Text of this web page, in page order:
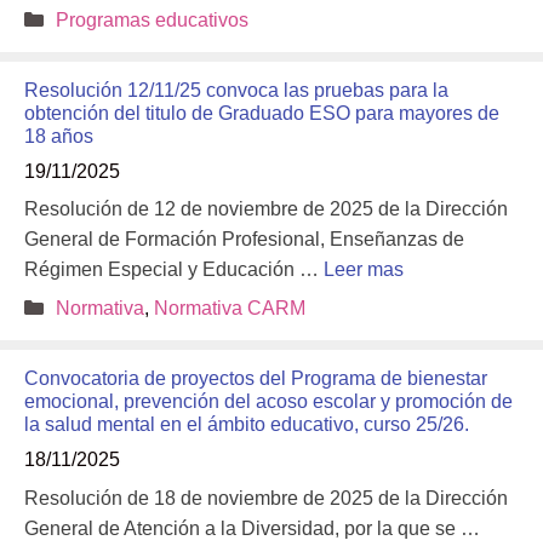
Categorías
Programas educativos
Resolución 12/11/25 convoca las pruebas para la
obtención del titulo de Graduado ESO para mayores de
18 años
19/11/2025
Resolución de 12 de noviembre de 2025 de la Dirección
General de Formación Profesional, Enseñanzas de
Régimen Especial y Educación … Leer mas
Categorías
Normativa, Normativa CARM
Convocatoria de proyectos del Programa de bienestar
emocional, prevención del acoso escolar y promoción de
la salud mental en el ámbito educativo, curso 25/26.
18/11/2025
Resolución de 18 de noviembre de 2025 de la Dirección
General de Atención a la Diversidad, por la que se …